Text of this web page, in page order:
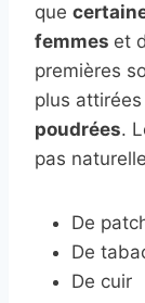
que
femmes et
premières
plus
poudrées.
pas
De
De
De cuir